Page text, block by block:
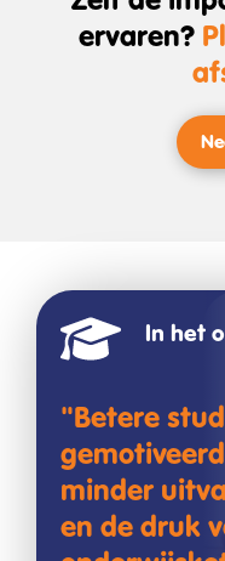
ervaren?
In het
"Betere
minder
en de druk